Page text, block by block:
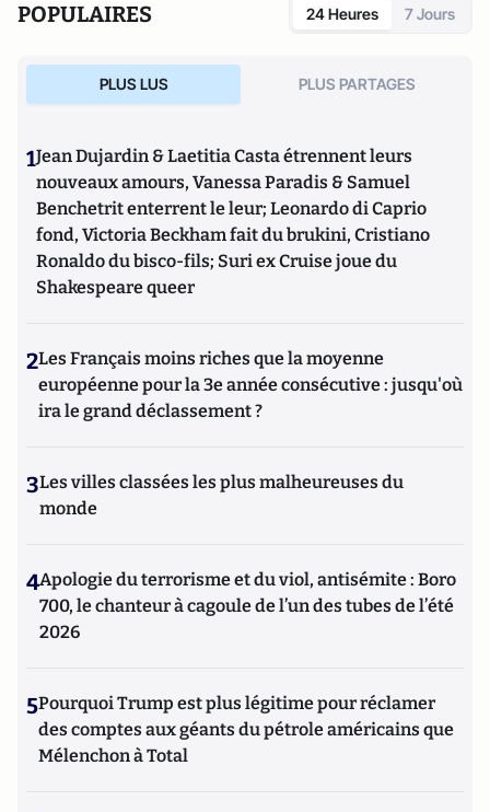
POPULAIRES 24 Heures 7 Jours
PLUS LUS PLUS PARTAGES
1Jean Dujardin & Laetitia Casta étrennent leurs
nouveaux amours, Vanessa Paradis & Samuel
Benchetrit enterrent le leur; Leonardo di Caprio
fond, Victoria Beckham fait du brukini, Cristiano
Ronaldo du bisco-fils; Suri ex Cruise joue du
Shakespeare queer
2Les Français moins riches que la moyenne
européenne pour la 3e année consécutive : jusqu'où
ira le grand déclassement ?
3Les villes classées les plus malheureuses du
monde
4Apologie du terrorisme et du viol, antisémite : Boro
700, le chanteur à cagoule de l’un des tubes de l’été
2026
5Pourquoi Trump est plus légitime pour réclamer
des comptes aux géants du pétrole américains que
Mélenchon à Total